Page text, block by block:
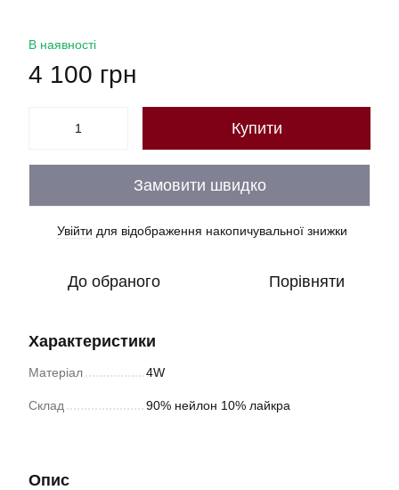
В наявності
4 100 грн
Купити
Замовити швидко
Увійти для відображення накопичувальної знижки
До обраного Порівняти
Характеристики
Матеріал 4W
Склад 90% нейлон 10% лайкра
Опис